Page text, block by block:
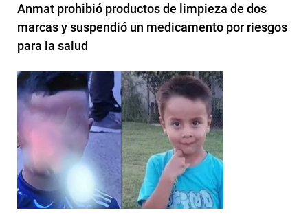
Anmat prohibió productos de limpieza de dos
marcas y suspendió un medicamento por riesgos
para la salud